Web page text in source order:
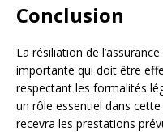
Conclusion
La résiliation de
importante qui doit être
respectant les formalités
un rôle essentiel dans
recevra les prestations